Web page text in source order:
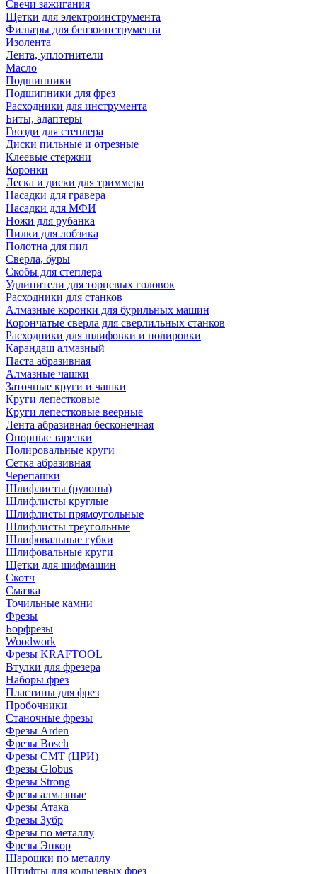
Свечи зажигания
Щетки для электроинструмента
Фильтры для бензоинструмента
Изолента
Лента, уплотнители
Масло
Подшипники
Подшипники для фрез
Расходники для инструмента
Биты, адаптеры
Гвозди для степлера
Диски пильные и отрезные
Клеевые стержни
Коронки
Леска и диски для триммера
Насадки для гравера
Насадки для МФИ
Ножи для рубанка
Пилки для лобзика
Полотна для пил
Сверла, буры
Скобы для степлера
Удлинители для торцевых головок
Расходники для станков
Алмазные коронки для бурильных машин
Корончатые сверла для сверлильных станков
Расходники для шлифовки и полировки
Карандаш алмазный
Паста абразивная
Алмазные чашки
Заточные круги и чашки
Круги лепестковые
Круги лепестковые веерные
Лента абразивная бесконечная
Опорные тарелки
Полировальные круги
Сетка абразивная
Черепашки
Шлифлисты (рулоны)
Шлифлисты круглые
Шлифлисты прямоугольные
Шлифлисты треугольные
Шлифовальные губки
Шлифовальные круги
Щетки для шифмашин
Скотч
Смазка
Точильные камни
Фрезы
Борфрезы
Woodwork
Фрезы KRAFTOOL
Втулки для фрезера
Наборы фрез
Пластины для фрез
Пробочники
Станочные фрезы
Фрезы Arden
Фрезы Bosch
Фрезы CMT (ЦРИ)
Фрезы Globus
Фрезы Strong
Фрезы алмазные
Фрезы Атака
Фрезы Зубр
Фрезы по металлу
Фрезы Энкор
Шарошки по металлу
Штифты для кольцевых фрез